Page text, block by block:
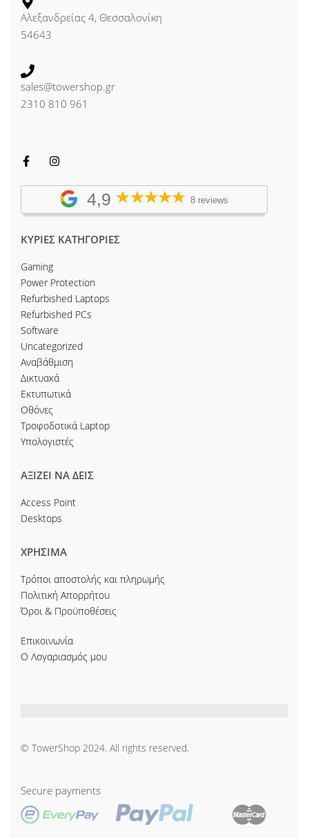
Αλεξανδρείας 4, Θεσσαλονίκη
54643
sales@towershop.gr
2310 810 961
4,9 8 reviews
ΚΥΡΙΕΣ ΚΑΤΗΓΟΡΙΕΣ
Gaming
Power Protection
Refurbished Laptops
Refurbished PCs
Software
Uncategorized
Αναβάθμιση
Δικτυακά
Εκτυπωτικά
Οθόνες
Τροφοδοτικά Laptop
Υπολογιστές
ΑΞΙΖΕΙ ΝΑ ΔΕΙΣ
Access Point
Desktops
ΧΡΗΣΙΜΑ
Τρόποι αποστολής και πληρωμής
Πολιτική Απορρήτου
Όροι & Προϋποθέσεις
Επικοινωνία
Ο Λογαριασμός μου
© TowerShop 2024. All rights reserved.
Secure payments